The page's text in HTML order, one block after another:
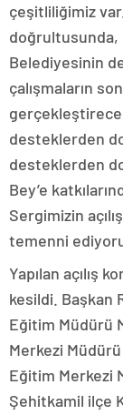
çeşitliliğimiz
doğrultusunda,
Belediyesinin
çalışmaların
desteklerden
desteklerden
Bey’e
Sergimizin
temenni
Yapılan açılış
kesildi. Başkan
Eğitim Müdürü
Merkezi
Eğitim Merkezi
Şehitkamil ilçe